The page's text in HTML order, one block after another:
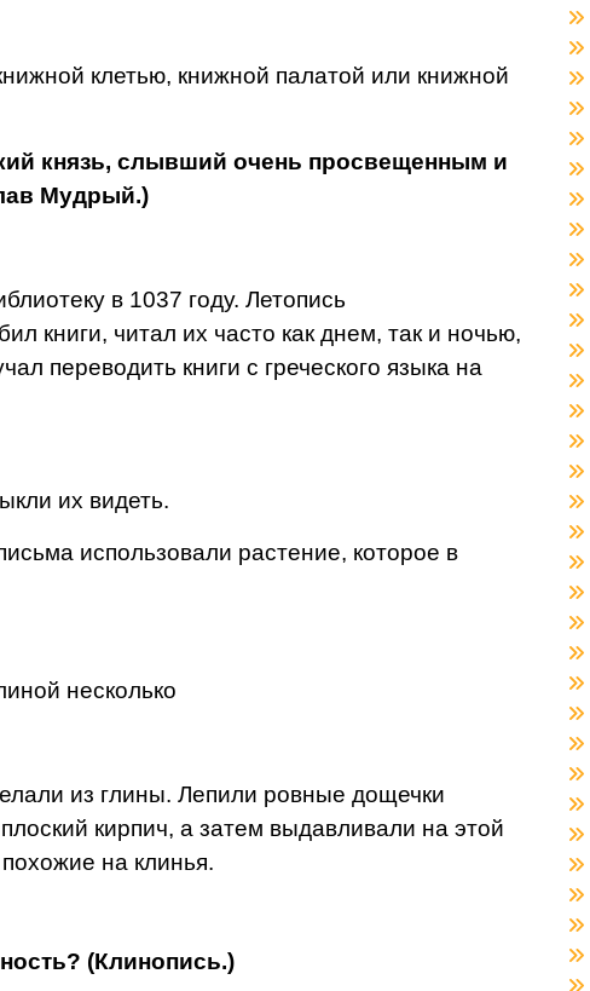
клетью, книжной палатой или книжной
князь, слывший очень просвещенным и
Мудрый.)
в 1037 году. Летопись
книги, читал их часто как днем, так и ночью,
переводить книги с греческого языка на
их видеть.
использова­ли растение, которое в
несколько
из глины. Лепили ровные дощечки
кирпич, а затем выдавливали на этой
на клинья.
(Клинопись.)